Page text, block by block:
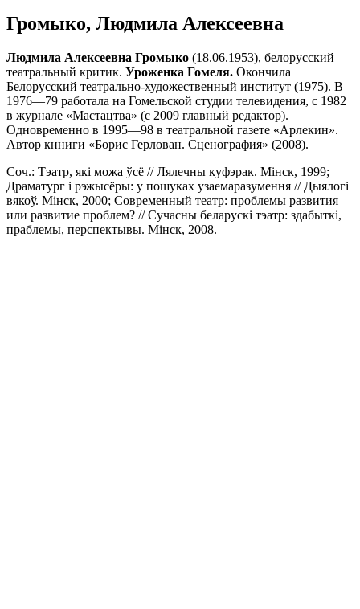
Громыко, Людмила Алексеевна
Людмила Алексеевна Громыко (18.06.1953), белорусский
театральный критик. Уроженка Гомеля. Окончила
Белорусский театрально-художественный институт (1975). В
1976—79 работала на Гомельской студии телевидения, с 1982
в журнале «Мастацтва» (с 2009 главный редактор).
Одновременно в 1995—98 в театральной газете «Арлекин».
Автор кнниги «Борис Герлован. Сценография» (2008).
Соч.: Тэатр, які можа ўсё // Лялечны куфэрак. Мінск, 1999;
Драматург і рэжысёры: у пошуках узаемаразумення // Дыялогі
вякоў. Мінск, 2000; Современный театр: проблемы развития
или развитие проблем? // Сучасны беларускі тэатр: здабыткі,
праблемы, перспектывы. Мінск, 2008.